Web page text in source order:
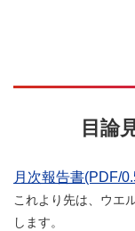
目論
月次報告書(PDF/
これより先は、ウエ
します。